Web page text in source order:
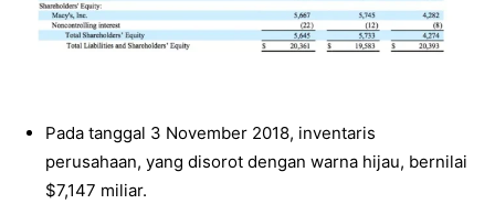
Pada tanggal 3 November 2018, inventaris
perusahaan, yang disorot dengan warna hijau, bernilai
$7,147 miliar.